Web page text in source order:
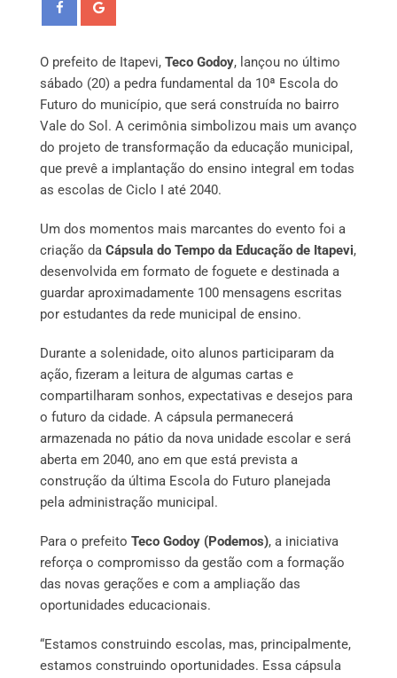
O prefeito de Itapevi, Teco Godoy, lançou no último
sábado (20) a pedra fundamental da 10ª Escola do
Futuro do município, que será construída no bairro
Vale do Sol. A cerimônia simbolizou mais um avanço
do projeto de transformação da educação municipal,
que prevê a implantação do ensino integral em todas
as escolas de Ciclo I até 2040.
Um dos momentos mais marcantes do evento foi a
criação da Cápsula do Tempo da Educação de Itapevi,
desenvolvida em formato de foguete e destinada a
guardar aproximadamente 100 mensagens escritas
por estudantes da rede municipal de ensino.
Durante a solenidade, oito alunos participaram da
ação, fizeram a leitura de algumas cartas e
compartilharam sonhos, expectativas e desejos para
o futuro da cidade. A cápsula permanecerá
armazenada no pátio da nova unidade escolar e será
aberta em 2040, ano em que está prevista a
construção da última Escola do Futuro planejada
pela administração municipal.
Para o prefeito Teco Godoy (Podemos), a iniciativa
reforça o compromisso da gestão com a formação
das novas gerações e com a ampliação das
oportunidades educacionais.
“Estamos construindo escolas, mas, principalmente,
estamos construindo oportunidades. Essa cápsula